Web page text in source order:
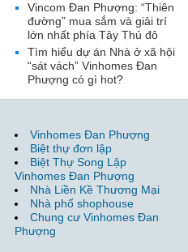
Vincom Đan Phượng: “Thiên
đường” mua sắm và giải trí
lớn nhất phía Tây Thủ đô
Tìm hiểu dự án Nhà ở xã hội
“sát vách” Vinhomes Đan
Phượng có gì hot?
Vinhomes Đan Phượng
Biệt thự đơn lập
Biệt Thự Song Lập
Vinhomes Đan Phượng
Nhà Liền Kề Thương Mại
Nhà phố shophouse
Chung cư Vinhomes Đan
Phượng